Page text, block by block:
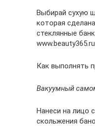
Выбирай сухую
которая
стеклянные
Как выполнять
Вакуумный
Нанеси на лицо
скольжения